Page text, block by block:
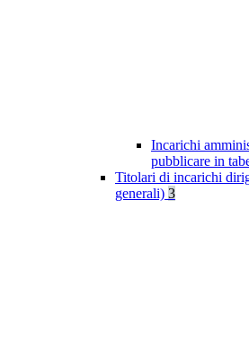
Incarichi
pubblicare in
Titolari di incarichi
generali) 3